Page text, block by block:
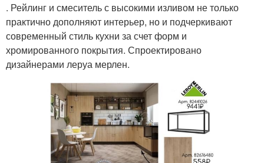
. Рейлинг и смеситель с высокими изливом не только
практично дополняют интерьер, но и подчеркивают
современный стиль кухни за счет форм и
хромированного покрытия. Спроектировано
дизайнерами леруа мерлен.